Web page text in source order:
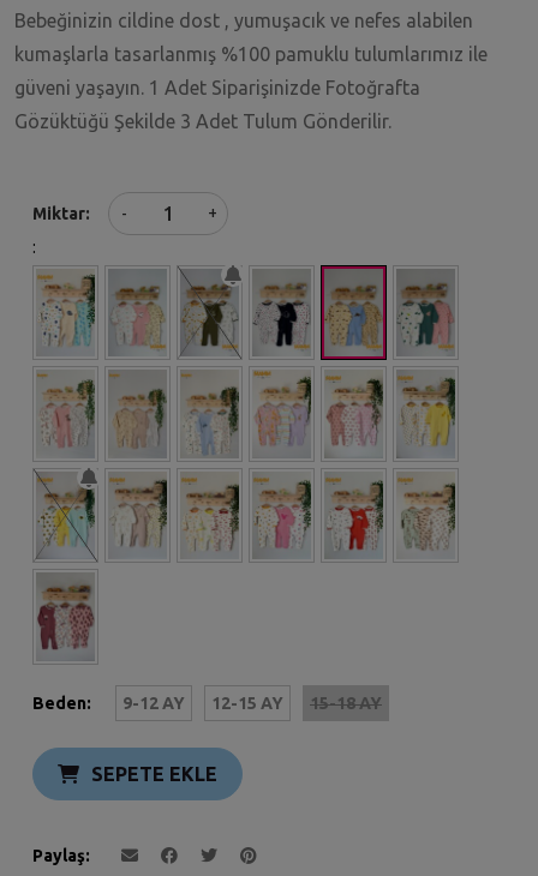
Bebeğinizin cildine dost , yumuşacık ve nefes alabilen
kumaşlarla tasarlanmış %100 pamuklu tulumlarımız ile
güveni yaşayın. 1 Adet Siparişinizde Fotoğrafta
Gözüktüğü Şekilde 3 Adet Tulum Gönderilir.
Miktar -
+
:
Beden: 9-12 AY 12-15 AY 15-18 AY
SEPETE EKLE
Paylaş